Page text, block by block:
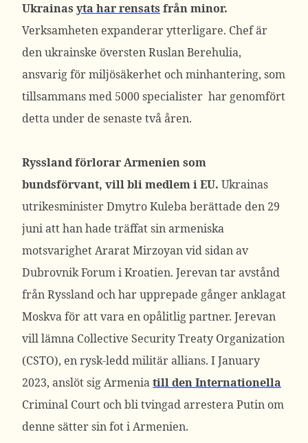
Ukrainas yta har rensats från minor.
Verksamheten expanderar ytterligare. Chef är
den ukrainske översten Ruslan Berehulia,
ansvarig för miljösäkerhet och minhantering, som
tillsammans med 5000 specialister har genomfört
detta under de senaste två åren.
Rysslandförlorar Armenien som
bundsförvant, vill bli medlem i EU. Ukrainas
utrikesminister Dmytro Kuleba berättade den 29
juni att han hade träffat sin armeniska
motsvarighet Ararat Mirzoyan vid sidan av
Dubrovnik Forum i Kroatien. Jerevan tar avstånd
från Ryssland och har upprepade gånger anklagat
Moskva för att vara en opålitlig partner. Jerevan
vill lämna Collective Security Treaty Organization
(CSTO), en rysk-ledd militär allians. I January
2023, anslöt sig Armeniatill den Internationella
Criminal Court och bli tvingad arrestera Putin om
denne sätter sin fot i Armenien.